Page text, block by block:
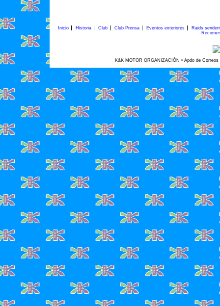
Inicio Historia Club Club Prensa Eventos exteriores
Raids
K&K MOTOR ORGANIZACIÓN • Apdo de